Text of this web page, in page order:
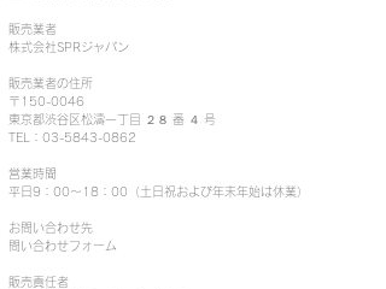
販売業者
株式会社SPRジャパン
販売業者の住所
〒150-0046
東京都渋谷区松濤一丁目 ２８ 番 ４ 号
TEL：03-5843-0862
営業時間
平日9：00～18：00（土日祝および年末年始は休業）
お問い合わせ先
問い合わせフォーム
販売責任者